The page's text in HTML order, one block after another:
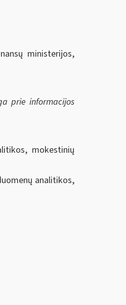
ministerijos,
prie informacijos
mokestinių
analitikos,